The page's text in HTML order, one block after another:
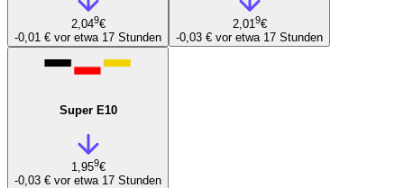
2,049€
-0,01 € vor etwa 17 Stunden
2,019€
-0,03 € vor etwa 17 Stunden
Super E10
1,959€
-0,03 € vor etwa 17 Stunden